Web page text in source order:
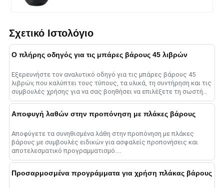
Σχετικό Ιστολόγιο
Ο πλήρης οδηγός για τις μπάρες βάρους 45 λιβρών
Εξερευνήστε τον αναλυτικό οδηγό για τις μπάρες βάρους 45
λιβρών, που καλύπτει τους τύπους, τα υλικά, τη συντήρηση και τις
συμβουλές χρήσης για να σας βοηθήσει να επιλέξετε τη σωστή
μπάρα για μεγιστοποίηση......
Αποφυγή λαθών στην προπόνηση με πλάκες βάρους
Αποφύγετε τα συνηθισμένα λάθη στην προπόνηση με πλάκες
βάρους με συμβουλές ειδικών για ασφαλείς προπονήσεις και
αποτελεσματικό προγραμματισμό....
Προσαρμοσμένα προγράμματα για χρήση πλάκας βάρους